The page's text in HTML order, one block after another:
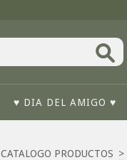
♥ DIA DEL AMIGO ♥
CATALOGO PRODUCTOS >